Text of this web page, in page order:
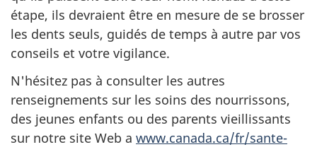
étape, ils devraient être en mesure de se brosser
les dents seuls, guidés de temps à autre par vos
conseils et votre vigilance.
N'hésitez pas à consulter les autres
renseignements sur les soins des nourrissons,
des jeunes enfants ou des parents vieillissants
sur notre site Web a www.canada.ca/fr/sante-